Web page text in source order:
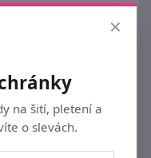
×
na šití, pletení a
o slevách.